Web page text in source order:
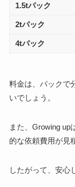
1.5tパック
2tパック
4tパック
料金は、パックで
いでしょう。
また、Growing up
的な依頼費用が見
したがって、安心